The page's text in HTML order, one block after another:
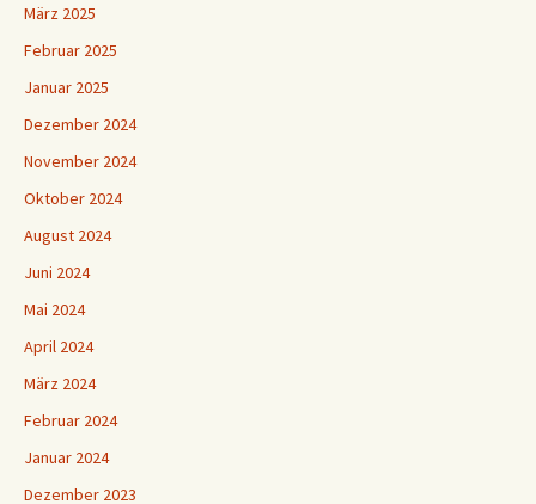
März 2025
Februar 2025
Januar 2025
Dezember 2024
November 2024
Oktober 2024
August 2024
Juni 2024
Mai 2024
April 2024
März 2024
Februar 2024
Januar 2024
Dezember 2023